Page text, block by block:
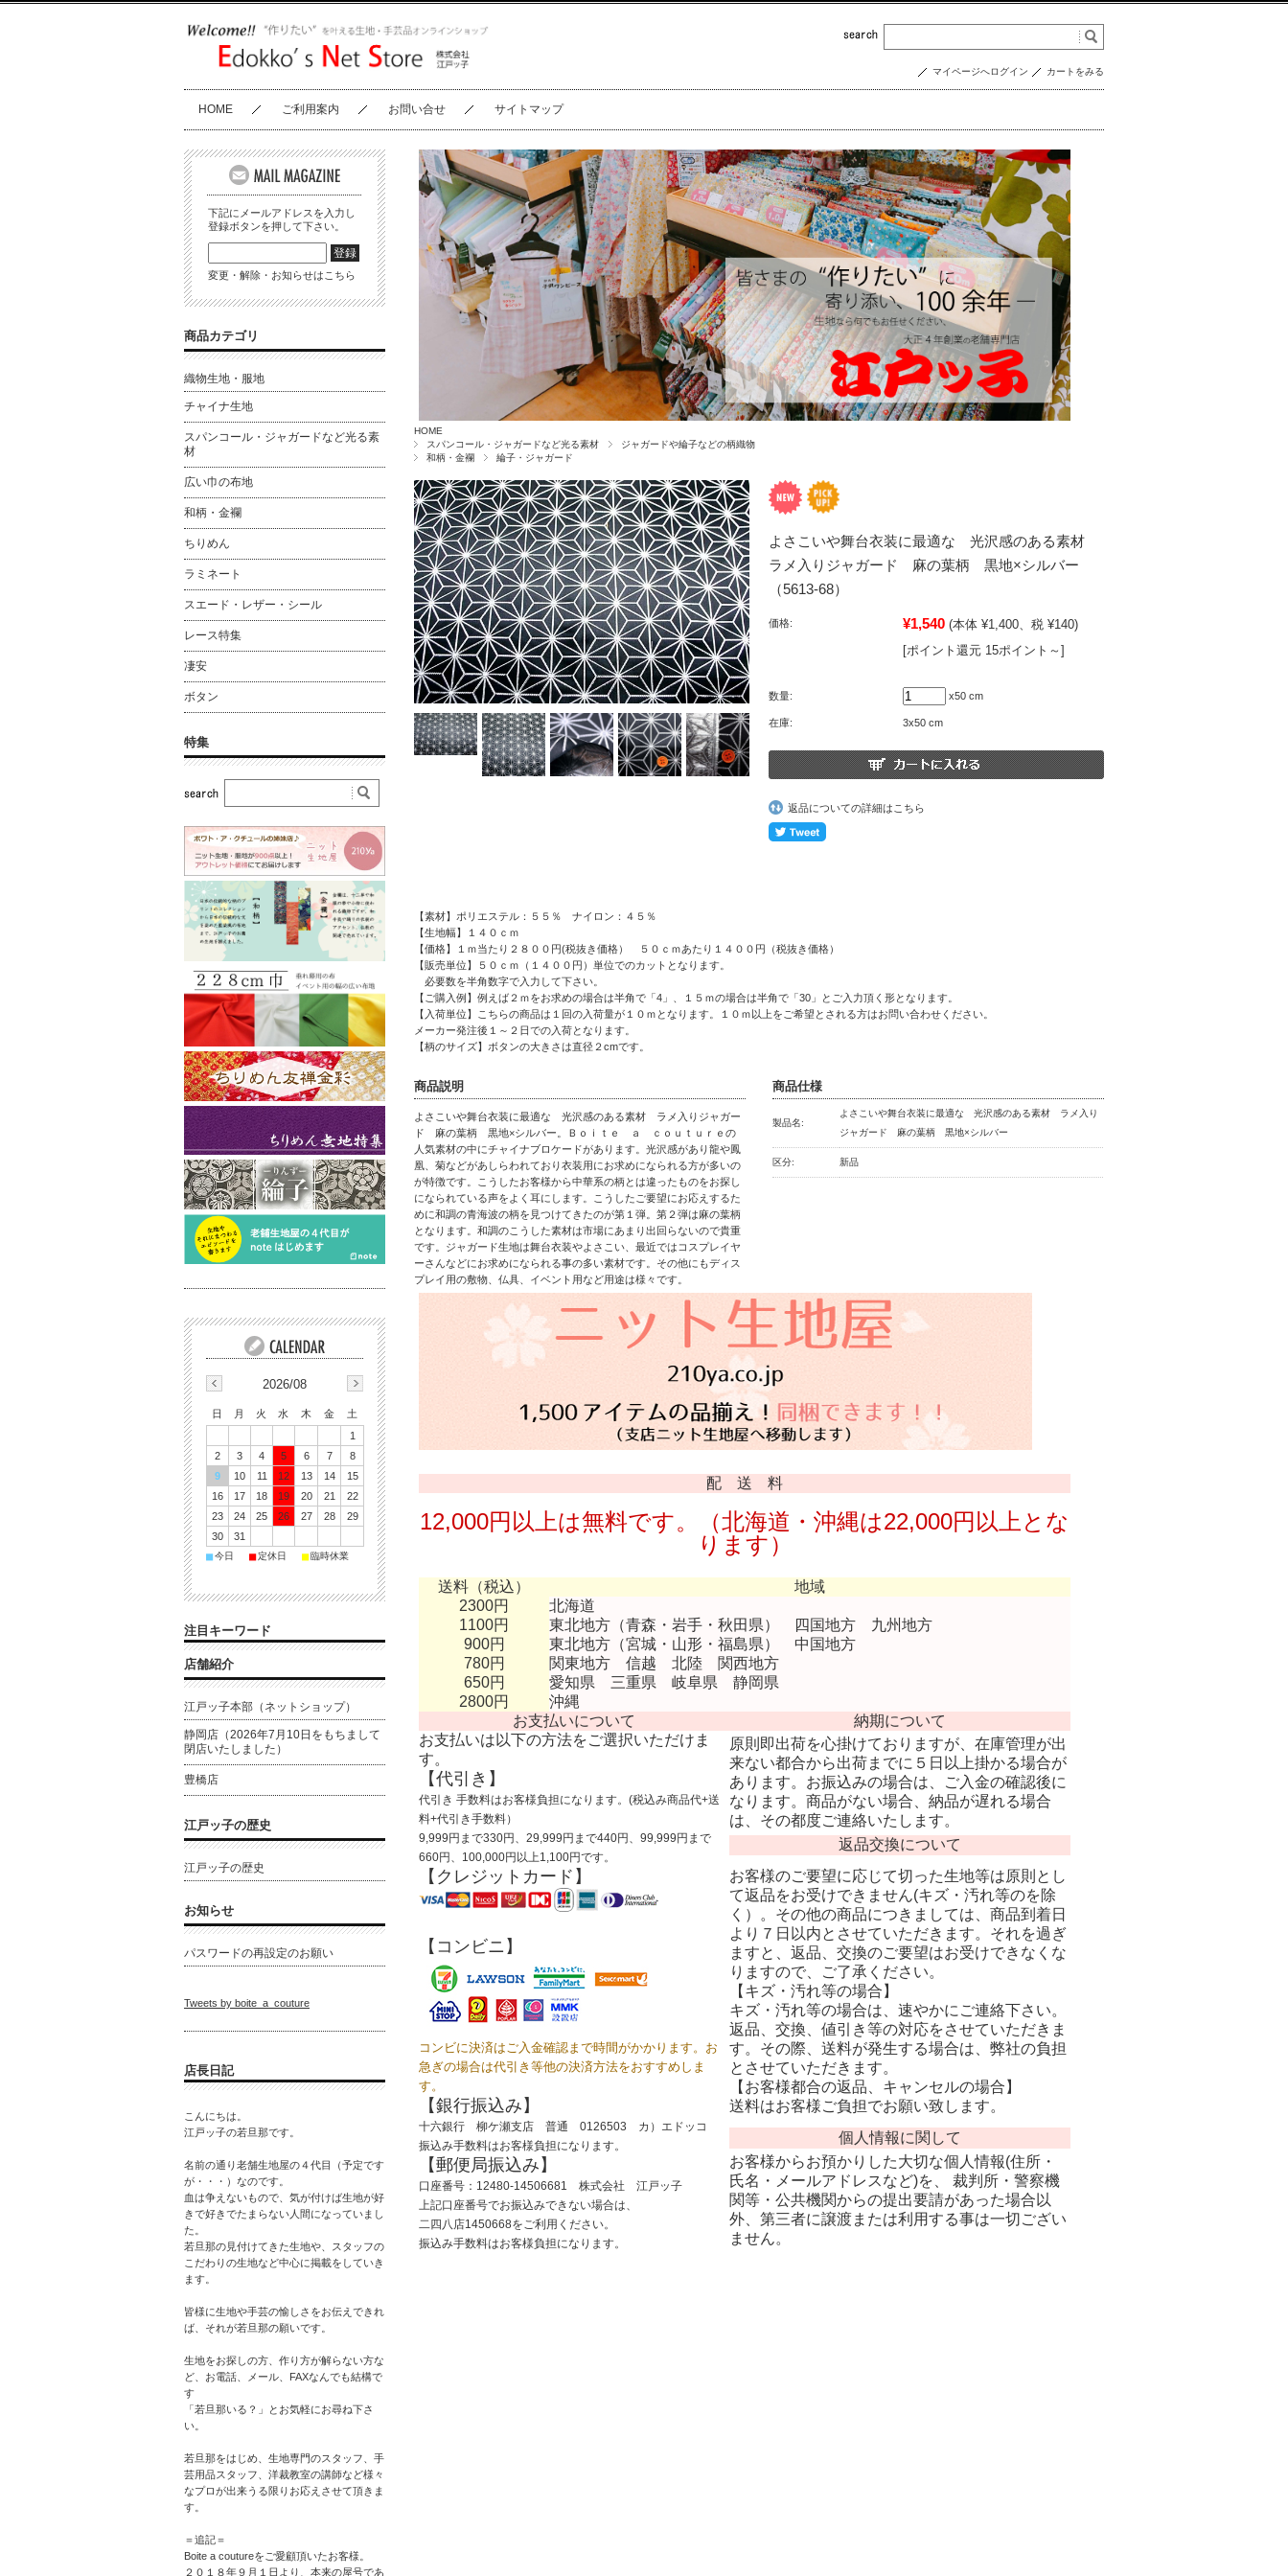
マイページへログイン カートをみる
HOME ご利用案内 お問い合せ サイトマップ
HOME
スパンコール・ジャガードなど光る素材
ジャガードや綸子などの柄織物
和柄・金襴
綸子・ジャガード
よさこいや舞台衣装に最適な 光沢感のある素材
ラメ入りジャガード 麻の葉柄 黒地×シルバー
（5613-68）
価格: ¥1,540 (本体 ¥1,400、税 ¥140)
[ポイント還元 15ポイント～]
数量: x50 cm
在庫: 3x50 cm
返品についての詳細はこちら
【素材】ポリエステル：５５％ ナイロン：４５％
【生地幅】１４０ｃｍ
【価格】１ｍ当たり２８００円(税抜き価格） ５０ｃｍあたり１４００円（税抜き価格）
【販売単位】５０ｃｍ（１４００円）単位でのカットとなります。
必要数を半角数字で入力して下さい。
【ご購入例】例えば２ｍをお求めの場合は半角で「4」、１５ｍの場合は半角で「30」とご入力頂く形となります。
【入荷単位】こちらの商品は１回の入荷量が１０ｍとなります。１０ｍ以上をご希望とされる方はお問い合わせください。
メーカー発注後１～２日での入荷となります。
【柄のサイズ】ボタンの大きさは直径２cmです。
商品説明
よさこいや舞台衣装に最適な 光沢感のある素材 ラメ入りジャガー
ド 麻の葉柄 黒地×シルバー。Ｂｏｉｔｅ ａ ｃｏｕｔｕｒｅの
人気素材の中にチャイナブロケードがあります。光沢感があり龍や鳳
凰、菊などがあしらわれており衣装用にお求めになられる方が多いの
が特徴です。こうしたお客様から中華系の柄とは違ったものをお探し
になられている声をよく耳にします。こうしたご要望にお応えするた
めに和調の青海波の柄を見つけてきたのが第１弾。第２弾は麻の葉柄
となります。和調のこうした素材は市場にあまり出回らないので貴重
です。ジャガード生地は舞台衣装やよさこい、最近ではコスプレイヤ
ーさんなどにお求めになられる事の多い素材です。その他にもディス
プレイ用の敷物、仏具、イベント用など用途は様々です。
商品仕様
製品名:
よさこいや舞台衣装に最適な 光沢感のある素材 ラメ入り
ジャガード 麻の葉柄 黒地×シルバー
区分: 新品
配 送 料
12,000円以上は無料です。（北海道・沖縄は22,000円以上とな
ります）
送料（税込）
地域
2300円
北海道
1100円
東北地方（青森・岩手・秋田県） 四国地方 九州地方
900円
東北地方（宮城・山形・福島県） 中国地方
780円
関東地方 信越 北陸 関西地方
650円
愛知県 三重県 岐阜県 静岡県
2800円
沖縄
お支払いについて
納期について
お支払いは以下の方法をご選択いただけま
す。
【代引き】
代引き 手数料はお客様負担になります。(税込み商品代+送
料+代引き手数料）
9,999円まで330円、29,999円まで440円、99,999円まで
660円、100,000円以上1,100円です。
【クレジットカード】
【コンビニ】
コンビに決済はご入金確認まで時間がかかります。お
急ぎの場合は代引き等他の決済方法をおすすめしま
す。
【銀行振込み】
十六銀行 柳ケ瀬支店 普通 0126503 カ）エドッコ
振込み手数料はお客様負担になります。
【郵便局振込み】
口座番号：12480-14506681 株式会社 江戸ッ子
上記口座番号でお振込みできない場合は、
二四八店1450668をご利用ください。
振込み手数料はお客様負担になります。
原則即出荷を心掛けておりますが、在庫管理が出
来ない都合から出荷までに５日以上掛かる場合が
あります。お振込みの場合は、ご入金の確認後に
なります。商品がない場合、納品が遅れる場合
は、その都度ご連絡いたします。
返品交換について
お客様のご要望に応じて切った生地等は原則とし
て返品をお受けできません(キズ・汚れ等のを除
く）。その他の商品につきましては、商品到着日
より７日以内とさせていただきます。それを過ぎ
ますと、返品、交換のご要望はお受けできなくな
りますので、ご了承ください。
【キズ・汚れ等の場合】
キズ・汚れ等の場合は、速やかにご連絡下さい。
返品、交換、値引き等の対応をさせていただきま
す。その際、送料が発生する場合は、弊社の負担
とさせていただきます。
【お客様都合の返品、キャンセルの場合】
送料はお客様ご負担でお願い致します。
個人情報に関して
お客様からお預かりした大切な個人情報(住所・
氏名・メールアドレスなど)を、 裁判所・警察機
関等・公共機関からの提出要請があった場合以
外、第三者に譲渡または利用する事は一切ござい
ません。
下記にメールアドレスを入力し
登録ボタンを押して下さい。
変更・解除・お知らせはこちら
商品カテゴリ
織物生地・服地
チャイナ生地
スパンコール・ジャガードなど光る素
材
広い巾の布地
和柄・金襴
ちりめん
ラミネート
スエード・レザー・シール
レース特集
凄安
ボタン
特集
2026/08
日 月 火 水 木 金
土
1
2
3 4 5 6 7
8
9
10 11 12 13 14
15
16
17 18 19 20 21
22
23
24 25 26 27 28
29
30
31
■今日 ■定休日 ■臨時休業
注目キーワード
店舗紹介
江戸ッ子本部（ネットショップ）
静岡店（2026年7月10日をもちまして
閉店いたしました）
豊橋店
江戸ッ子の歴史
江戸ッ子の歴史
お知らせ
パスワードの再設定のお願い
Tweets by boite_a_couture
店長日記
こんにちは。
江戸ッ子の若旦那です。
名前の通り老舗生地屋の４代目（予定です
が・・・）なのです。
血は争えないもので、気が付けば生地が好
きで好きでたまらない人間になっていまし
た。
若旦那の見付けてきた生地や、スタッフの
こだわりの生地など中心に掲載をしていき
ます。
皆様に生地や手芸の愉しさをお伝えできれ
ば、それが若旦那の願いです。
生地をお探しの方、作り方が解らない方な
ど、お電話、メール、FAXなんでも結構で
す
「若旦那いる？」とお気軽にお尋ね下さ
い。
若旦那をはじめ、生地専門のスタッフ、手
芸用品スタッフ、洋裁教室の講師など様々
なプロが出来うる限りお応えさせて頂きま
す。
＝追記＝
Boite a coutureをご愛顧頂いたお客様。
２０１８年９月１日より、本来の屋号であ